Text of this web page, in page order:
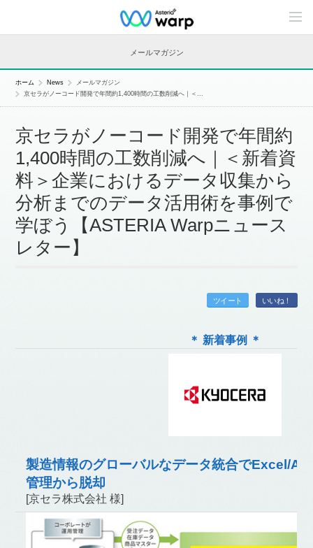
C
n
n
p
メールマガジン
ホーム News
メールマガジン
京セラがノーコード開発で年間約1,400時間の工数削減へ｜＜...
京セラがノーコード開発で年間約
1,400時間の工数削減へ｜＜新着資
料＞企業におけるデータ収集から
分析までのデータ活用術を事例で
学ぼう【ASTERIA Warpニュース
レター】
ツイート いいね！
＊ 新着事例 ＊
製造情報のグローバルなデータ統合でExcel/
管理から脱却
[京セラ株式会社 様]